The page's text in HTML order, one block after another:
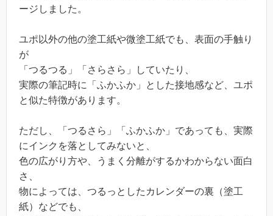
ージしました。
ユポ以外の他の塗工紙や微塗工紙でも、表面の手触り
が
「つるつる」「さらさら」していたり、
実際の筆記時に「ふかふか」とした接地感など、ユポ
と似た特徴があります。
ただし、「つるさら」「ふかふか」であっても、実際
にインクを落としてみないと、
色の広がり方や、うまく分離がするかわからない面白
さ、
物によっては、つるっとしたカレンダーの裏（塗工
紙）などでも、